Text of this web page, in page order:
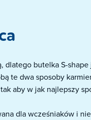
dlatego butelka S-
te dwa sposoby
aby w jak najlepszy
dla wcześniaków i